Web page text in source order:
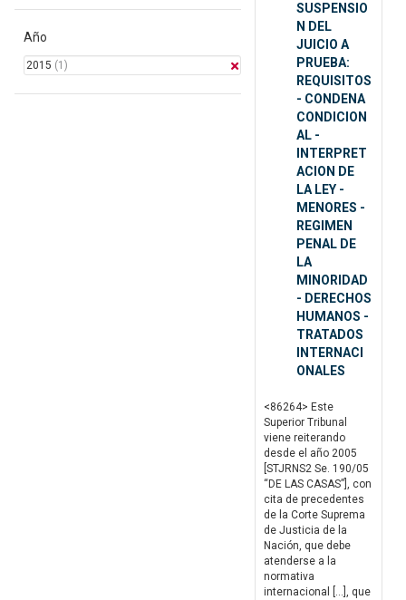
Año
2015 (1)
SUSPENSIO
N DEL
JUICIO A
PRUEBA:
REQUISITOS
- CONDENA
CONDICION
AL -
INTERPRET
ACION DE
LA LEY -
MENORES -
REGIMEN
PENAL DE
LA
MINORIDAD
- DERECHOS
HUMANOS -
TRATADOS
INTERNACI
ONALES
<86264> Este
Superior Tribunal
viene reiterando
desde el año 2005
[STJRNS2 Se. 190/05
“DE LAS CASAS”], con
cita de precedentes
de la Corte Suprema
de Justicia de la
Nación, que debe
atenderse a la
normativa
internacional […], que